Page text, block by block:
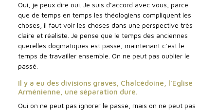
Oui, je peux dire oui. Je suis d’accord avec vous, parce
que de temps en temps les théologiens compliquent les
choses, il faut voir les choses dans une perspective très
claire et réaliste. Je pense que le temps des anciennes
querelles dogmatiques est passé, maintenant c’est le
temps de travailler ensemble. On ne peut pas oublier le
passé.
Il y a eu des divisions graves, Chalcédoine, l’Eglise
Arménienne, une séparation dure.
Oui on ne peut pas ignorer le passé, mais on ne peut pas